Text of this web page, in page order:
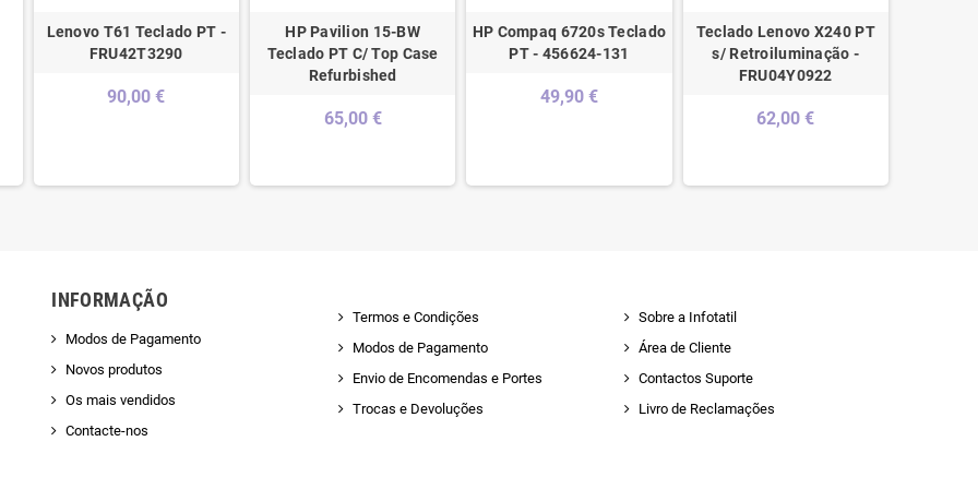
Lenovo T61 Teclado PT -
FRU42T3290
90,00 €
HP Pavilion 15-BW
Teclado PT C/ Top Case
Refurbished
65,00 €
HP Compaq 6720s Teclado
PT - 456624-131
49,90 €
Teclado Lenovo X240 PT
s/ Retroiluminação -
FRU04Y0922
62,00 €
INFORMAÇÃO
Modos de Pagamento
Novos produtos
Os mais vendidos
Contacte-nos
Termos e Condições
Modos de Pagamento
Envio de Encomendas e Portes
Trocas e Devoluções
Sobre a Infotatil
Área de Cliente
Contactos Suporte
Livro de Reclamações